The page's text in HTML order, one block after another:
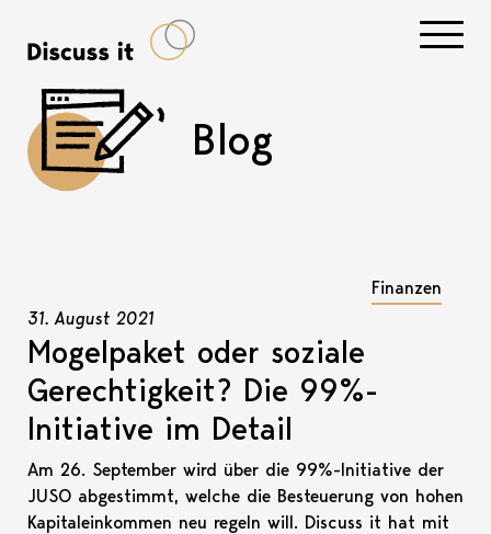
Blog
Finanzen
31. August 2021
Mogelpaket oder soziale
Gerechtigkeit? Die 99%-
Initiative im Detail
Am 26. September wird über die 99%-Initiative der
JUSO abgestimmt, welche die Besteuerung von hohen
Kapitaleinkommen neu regeln will. Discuss it hat mit